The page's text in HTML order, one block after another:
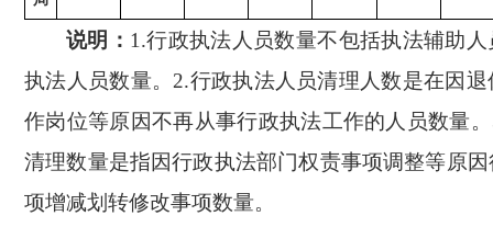
说明： 1.行政执法人员数量不包括执法辅助
执法人员数量。 2.行政执法人员清理人数是在因
作岗位等原因不再从事行政执法工作的人员数量。
清理数量是指因行政执法部门权责事项调整等原
项增减划转修改事项数量。